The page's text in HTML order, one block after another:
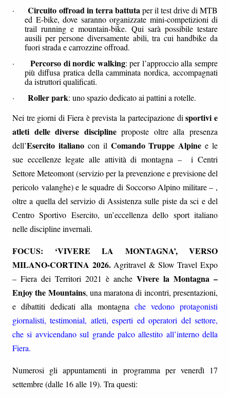
·
Circuito offroad in terra battuta per il test drive di MTB
ed E-bike, dove saranno organizzate mini-competizioni di
trail running e mountain-bike. Qui sarà possibile testare
ausili per persone diversamente abili, tra cui handbike da
fuori strada e carrozzine offroad.
·
Percorso di nordic walking: per l’approccio alla sempre
più diffusa pratica della camminata nordica, accompagnati
da istruttori qualificati.
·
Roller park: uno spazio dedicato ai pattini a rotelle.
Nei tre giorni di Fiera è prevista la partecipazione disportivi e
atleti delle diverse disciplineproposte oltre alla presenza
dell’Esercito italianocon il Comando Truppe Alpine e le
sue eccellenze legate alle attività di montagna – i Centri
Settore Meteomont (servizio per la prevenzione e previsione del
pericolo valanghe) e le squadre di Soccorso Alpino militare – ,
oltre a quella del servizio di Assistenza sulle piste da sci e del
Centro Sportivo Esercito, un’eccellenza dello sport italiano
nelle discipline invernali.
FOCUS: ‘VIVERE LA MONTAGNA’, VERSO
MILANO-CORTINA 2026.Agritravel & Slow Travel Expo
– Fiera dei Territori 2021 è anche Vivere la Montagna –
Enjoy the Mountains, una maratona di incontri, presentazioni,
e dibattiti dedicati alla montagna che vedono protagonisti
giornalisti, testimonial, atleti, esperti ed operatori del settore,
che si avvicendano sul grande palco allestito all’interno della
Fiera.
Numerosi gli appuntamenti in programma per venerdì 17
settembre (dalle 16 alle 19). Tra questi: